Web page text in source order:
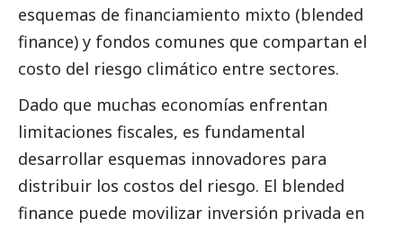
esquemas de financiamiento mixto (blended
finance) y fondos comunes que compartan el
costo del riesgo climático entre sectores.
Dado que muchas economías enfrentan
limitaciones fiscales, es fundamental
desarrollar esquemas innovadores para
distribuir los costos del riesgo. El blended
finance puede movilizar inversión privada en